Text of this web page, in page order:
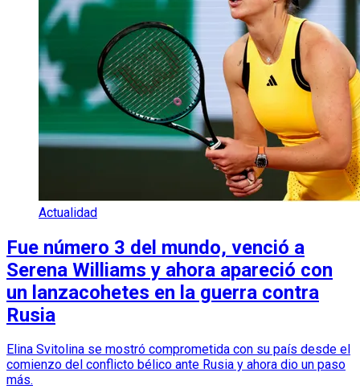
Actualidad
Fue número 3 del mundo, venció a
Serena Williams y ahora apareció con
un lanzacohetes en la guerra contra
Rusia
Elina Svitolina se mostró comprometida con su país desde el
comienzo del conflicto bélico ante Rusia y ahora dio un paso
más.